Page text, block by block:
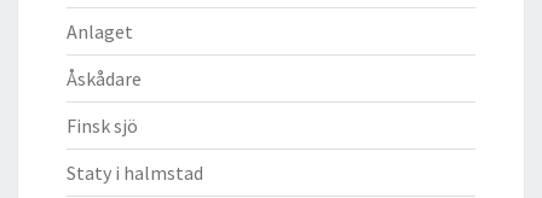
Anlaget
Åskådare
Finsk sjö
Staty i halmstad